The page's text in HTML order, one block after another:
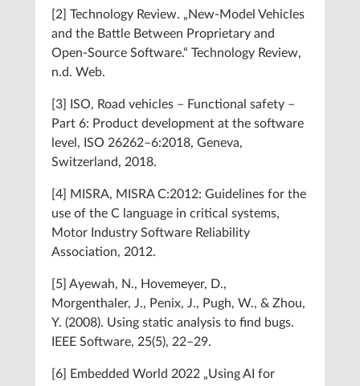
[2] Technology Review. „New-Model Vehicles
and the Battle Between Proprietary and
Open-Source Software.“ Technology Review,
n.d. Web.
[3] ISO, Road vehicles – Functional safety –
Part 6: Product development at the software
level, ISO 26262–6:2018, Geneva,
Switzerland, 2018.
[4] MISRA, MISRA C:2012: Guidelines for the
use of the C language in critical systems,
Motor Industry Software Reliability
Association, 2012.
[5] Ayewah, N., Hovemeyer, D.,
Morgenthaler, J., Penix, J., Pugh, W., & Zhou,
Y. (2008). Using static analysis to find bugs.
IEEE Software, 25(5), 22–29.
[6] Embedded World 2022 „Using AI for